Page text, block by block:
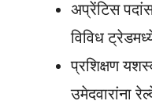
अप्रेंटिस
विविध
प्रशिक्षण
उमेदवारांना